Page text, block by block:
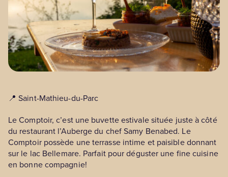
📍 Saint-Mathieu-du-Parc
Le Comptoir, c’est une buvette estivale située juste à côté
du restaurant l’Auberge du chef Samy Benabed. Le
Comptoir possède une terrasse intime et paisible donnant
sur le lac Bellemare. Parfait pour déguster une fine cuisine
en bonne compagnie!